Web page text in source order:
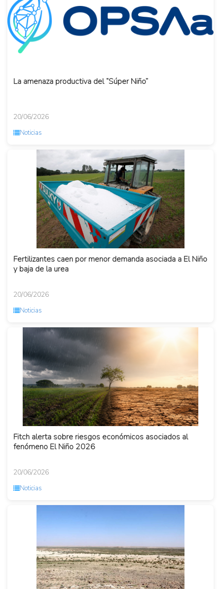
La amenaza productiva del “Súper Niño”
20/06/2026
Noticias
Fertilizantes caen por menor demanda asociada a El Niño
y baja de la urea
20/06/2026
Noticias
Fitch alerta sobre riesgos económicos asociados al
fenómeno El Niño 2026
20/06/2026
Noticias